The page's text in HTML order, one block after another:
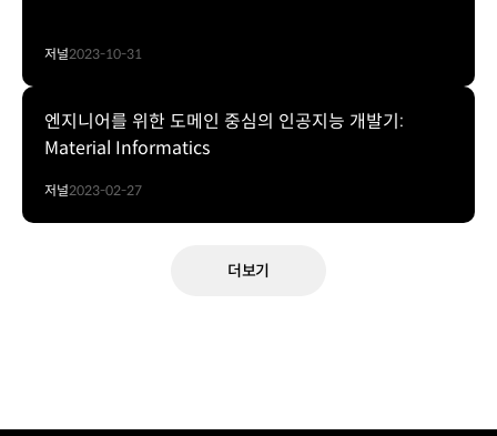
저널2023-10-31
엔지니어를 위한 도메인 중심의 인공지능 개발기:
Material Informatics
저널2023-02-27
더보기